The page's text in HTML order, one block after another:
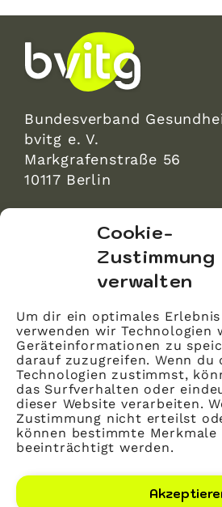
Cookie-
Zustimmung
verwalten
Um dir ein optimales
verwenden wir Technologien
Geräteinformationen zu
darauf zuzugreifen. Wenn du
Technologien zustimmst,
das Surfverhalten oder
dieser Website verarbeiten.
Zustimmung nicht erteilst
können bestimmte Merkmale
beeinträchtigt werden.
Bundesverband
bvitg e. V.
Markgrafenstraße 56
10117 Berlin
Markgrafenstraße 56
10117 Berlin
Impressum
Kontakt
Datenschutz
Mitglied werden
LinkedIn
YouTube